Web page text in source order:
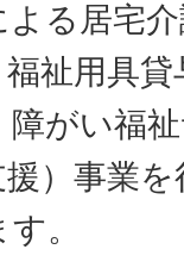
る居宅
祉用具
がい福
）事業
。